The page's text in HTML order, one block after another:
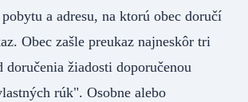
a adresu, na ktorú obec doručí
Obec zašle preukaz najneskôr tri
doručenia žiadosti doporučenou
rúk". Osobne alebo